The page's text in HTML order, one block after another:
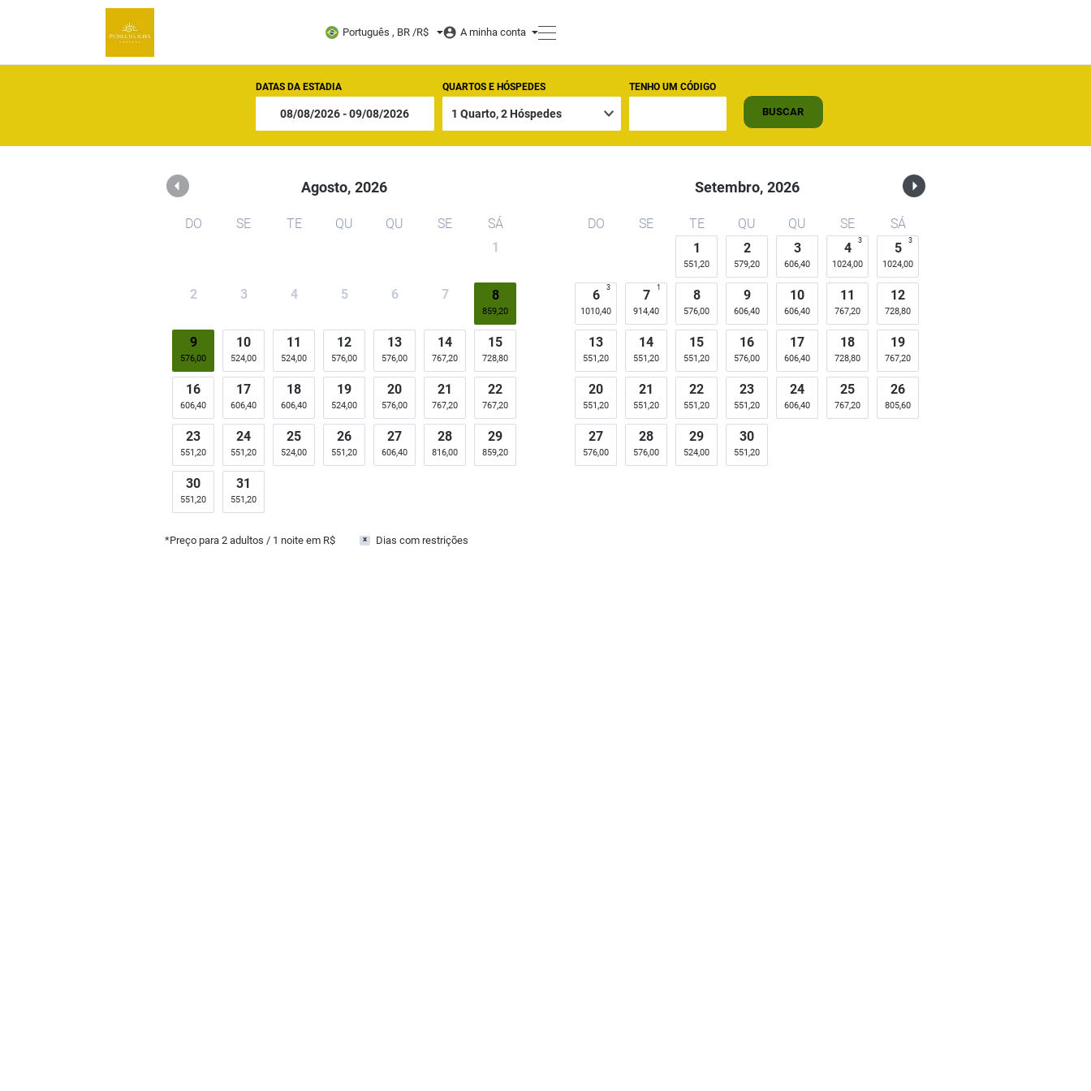
Pousada Pedra da Ilha Português , BR /R$ A minha conta
DATAS DA ESTADIA QUARTOS E HÓSPEDES TENHO UM CÓDIGO
BUSCAR
Agosto, 2026
DO SE TE QU QU SE
SÁ
1
2 3 4 5 6 7 8
859,20
9
576,00
10
524,00
11
524,00
12
576,00
13
576,00
14
767,20
15
728,80
16
606,40
17
606,40
18
606,40
19
524,00
20
576,00
21
767,20
22
767,20
23
551,20
24
551,20
25
524,00
26
551,20
27
606,40
28
816,00
29
859,20
30
551,20
31
551,20
Setembro, 2026
DO SE TE QU QU SE
SÁ
1
551,20
2
579,20
3
606,40
4
1024,00
3 5
1024,00
3
6
1010,40
3 7
914,40
1 8
576,00
9
606,40
10
606,40
11
767,20
12
728,80
13
551,20
14
551,20
15
551,20
16
576,00
17
606,40
18
728,80
19
767,20
20
551,20
21
551,20
22
551,20
23
551,20
24
606,40
25
767,20
26
805,60
27
576,00
28
576,00
29
524,00
30
551,20
*Preço para2 adultos / 1 noite em R$ x Dias com restrições